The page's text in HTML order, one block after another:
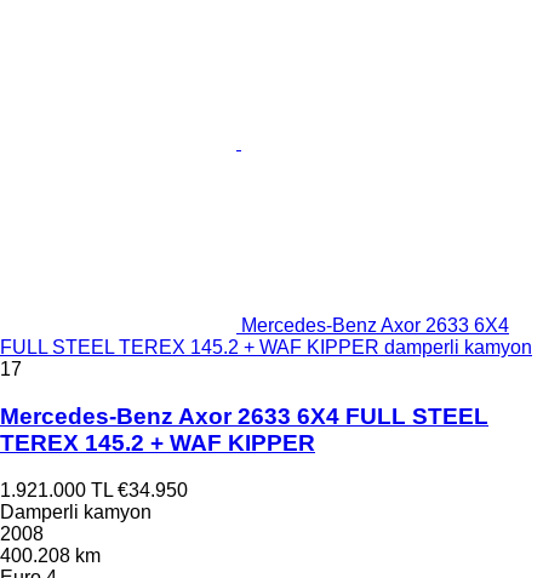
Mercedes-Benz Axor 2633 6X4
FULL STEEL TEREX 145.2 + WAF KIPPER damperli kamyon
17
Mercedes-Benz Axor 2633 6X4 FULL STEEL
TEREX 145.2 + WAF KIPPER
1.921.000 TL €34.950
Damperli kamyon
2008
400.208 km